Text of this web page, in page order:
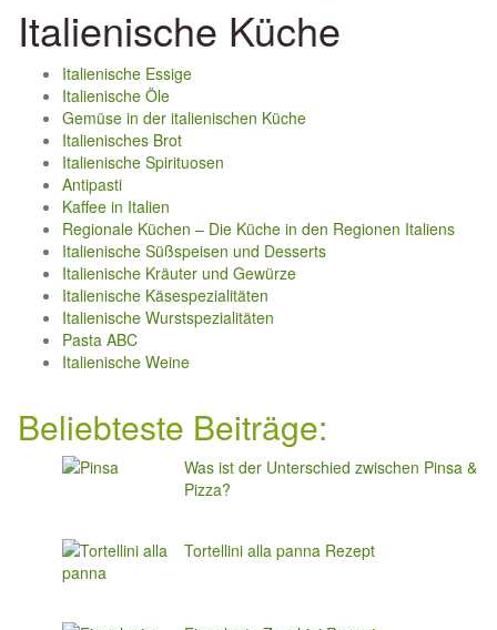
Italienische Küche
Italienische Essige
Italienische Öle
Gemüse in der italienischen Küche
Italienisches Brot
Italienische Spirituosen
Antipasti
Kaffee in Italien
Regionale Küchen – Die Küche in den Regionen Italiens
Italienische Süßspeisen und Desserts
Italienische Kräuter und Gewürze
Italienische Käsespezialitäten
Italienische Wurstspezialitäten
Pasta ABC
Italienische Weine
Beliebteste Beiträge:
Was ist der Unterschied zwischen Pinsa &
Pizza?
Tortellini alla panna Rezept